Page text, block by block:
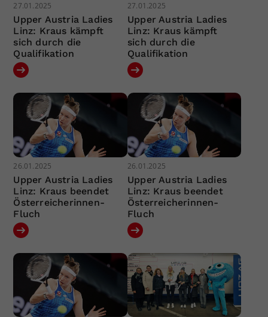
27.01.2025
Upper Austria Ladies
Linz: Kraus kämpft
sich durch die
Qualifikation
27.01.2025
Upper Austria Ladies
Linz: Kraus kämpft
sich durch die
Qualifikation
26.01.2025
Upper Austria Ladies
Linz: Kraus beendet
Österreicherinnen-
Fluch
26.01.2025
Upper Austria Ladies
Linz: Kraus beendet
Österreicherinnen-
Fluch